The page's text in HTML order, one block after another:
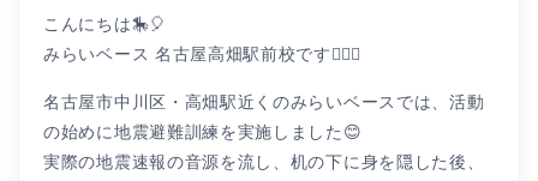
こんにちは🎠🎈
みらいベース 名古屋高畑駅前校です👩🏻‍⚕️
名古屋市中川区・高畑駅近くのみらいベースでは、活動
の始めに地震避難訓練を実施しました😊
実際の地震速報の音源を流し、机の下に身を隠した後、